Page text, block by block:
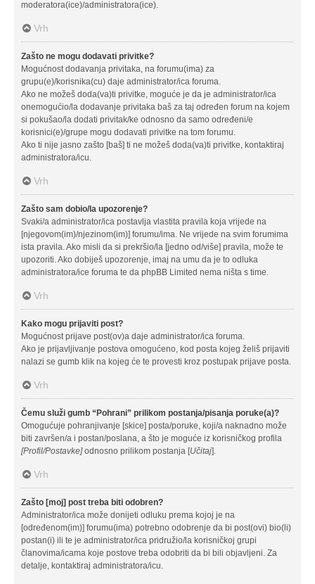
moderatora(ice)/administratora(ice).
Vrh
Zašto ne mogu dodavati privitke?
Mogućnost dodavanja privitaka, na forumu(ima) za
grupu(e)/korisnika(cu) daje administrator/ica foruma.
Ako ne možeš doda(va)ti privitke, moguće je da je administrator/ica
onemogućio/la dodavanje privitaka baš za taj određen forum na kojem
si pokušao/la dodati privitak/ke odnosno da samo određeni/e
korisnici(e)/grupe mogu dodavati privitke na tom forumu.
Ako ti nije jasno zašto [baš] ti ne možeš doda(va)ti privitke, kontaktiraj
administratora/icu.
Vrh
Zašto sam dobio/la upozorenje?
Svaki/a administrator/ica postavlja vlastita pravila koja vrijede na
[njegovom(im)/njezinom(im)] forumu/ima. Ne vrijede na svim forumima
ista pravila. Ako misli da si prekršio/la [jedno od/više] pravila, može te
upozoriti. Ako dobiješ upozorenje, imaj na umu da je to odluka
administratora/ice foruma te da phpBB Limited nema ništa s time.
Vrh
Kako mogu prijaviti post?
Mogućnost prijave post(ov)a daje administrator/ica foruma.
Ako je prijavljivanje postova omogućeno, kod posta kojeg želiš prijaviti
nalazi se gumb klik na kojeg će te provesti kroz postupak prijave posta.
Vrh
Čemu služi gumb “Pohrani” prilikom postanja/pisanja poruke(a)?
Omogućuje pohranjivanje [skice] posta/poruke, koji/a naknadno može
biti završen/a i postan/poslana, a što je moguće iz korisničkog profila
[Profil/Postavke]odnosno prilikom postanja [Učitaj].
Vrh
Zašto [moj] post treba biti odobren?
Administrator/ica može donijeti odluku prema kojoj je na
[određenom(im)] forumu(ima) potrebno odobrenje da bi post(ovi) bio(li)
postan(i) ili te je administrator/ica pridružio/la korisničkoj grupi
članovima/icama koje postove treba odobriti da bi bili objavljeni. Za
detalje, kontaktiraj administratora/icu.